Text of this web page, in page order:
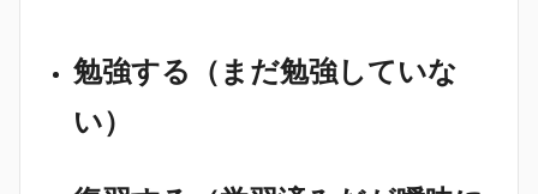
勉強する（まだ勉強していな
い）